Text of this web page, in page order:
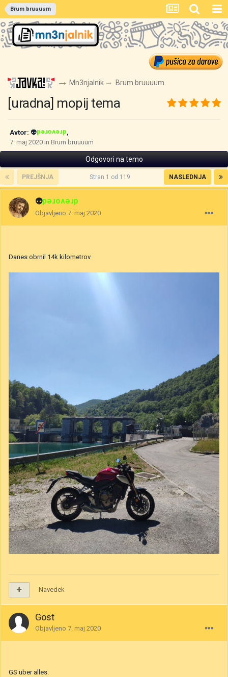
Brum bruuuum
Mn3njalnik Brum bruuuum
[uradna] mopij tema
Avtor: 👽drevored,
7. maj 2020 in Brum bruuuum
Odgovori na temo
PREJŠNJA NASLEDNJA
Stran 1 od 119
👽drevored
Objavljeno 7. maj 2020
Danes obrnil 14k kilometrov
Navedek
Gost
Objavljeno 7. maj 2020
GS uber alles.